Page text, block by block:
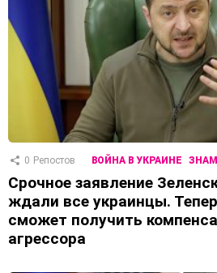
0 Репостов ВОЙНА В УКРАИНЕ
Срочное заявление
ждали все украинцы.
сможет получить
агрессора